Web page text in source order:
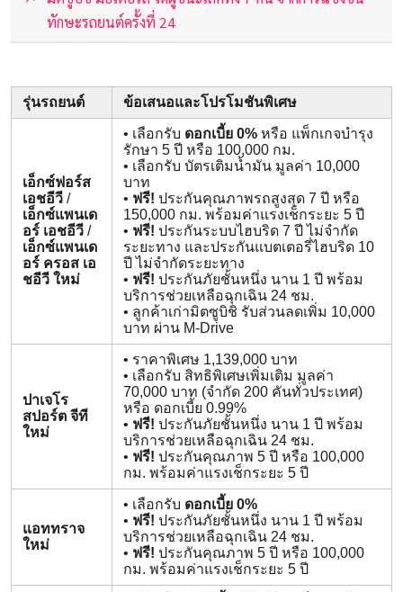
ทักษะรถยนต์ครั้งที่ 24
รุ่นรถยนต์ ข้อเสนอและโปรโมชันพิเศษ
เอ็กซ์ฟอร์ส
เอชอีวี /
เอ็กซ์แพนเด
อร์ เอชอีวี /
เอ็กซ์แพนเด
อร์ ครอส เอ
ชอีวี ใหม่
• เลือกรับ ดอกเบี้ย 0% หรือ แพ็กเกจบำรุง
รักษา 5 ปี หรือ 100,000 กม.
• เลือกรับ บัตรเติมน้ำมัน มูลค่า 10,000
บาท
• ฟรี! ประกันคุณภาพรถสูงสุด 7 ปี หรือ
150,000 กม. พร้อมค่าแรงเช็กระยะ 5 ปี
• ฟรี! ประกันระบบไฮบริด 7 ปี ไม่จำกัด
ระยะทาง และประกันแบตเตอรี่ไฮบริด 10
ปี ไม่จำกัดระยะทาง
• ฟรี! ประกันภัยชั้นหนึ่ง นาน 1 ปี พร้อม
บริการช่วยเหลือฉุกเฉิน 24 ชม.
• ลูกค้าเก่ามิตซูบิชิ รับส่วนลดเพิ่ม 10,000
บาท ผ่าน M-Drive
ปาเจโร
สปอร์ต จีที
ใหม่
• ราคาพิเศษ 1,139,000 บาท
• เลือกรับ สิทธิพิเศษเพิ่มเติม มูลค่า
70,000 บาท (จำกัด 200 คันทั่วประเทศ)
หรือ ดอกเบี้ย 0.99%
• ฟรี! ประกันภัยชั้นหนึ่ง นาน 1 ปี พร้อม
บริการช่วยเหลือฉุกเฉิน 24 ชม.
• ฟรี! ประกันคุณภาพ 5 ปี หรือ 100,000
กม. พร้อมค่าแรงเช็กระยะ 5 ปี
แอททราจ
ใหม่
• เลือกรับ ดอกเบี้ย 0%
• ฟรี! ประกันภัยชั้นหนึ่ง นาน 1 ปี พร้อม
บริการช่วยเหลือฉุกเฉิน 24 ชม.
• ฟรี! ประกันคุณภาพ 5 ปี หรือ 100,000
กม. พร้อมค่าแรงเช็กระยะ 5 ปี